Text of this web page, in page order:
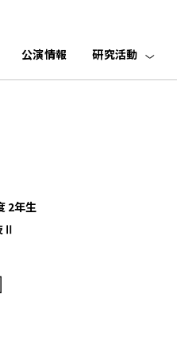
公演情報
研究活動
2年生
Ⅱ